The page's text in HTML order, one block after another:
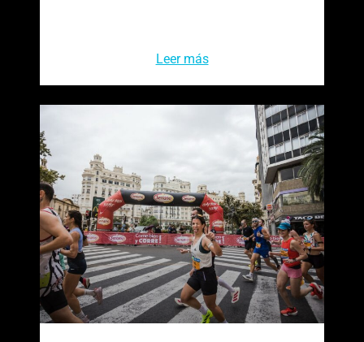
Leer más